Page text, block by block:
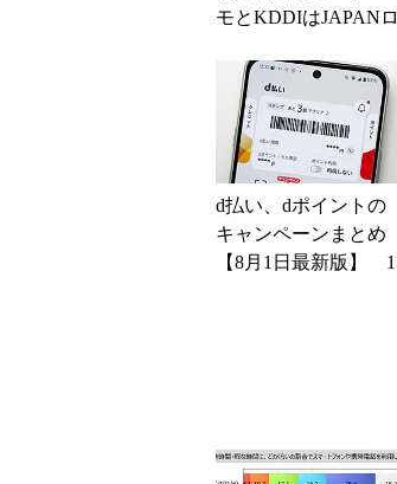
モとKDDIはJAPANロ
無料Wi-Fi「00...
d払い、dポイントの
キャンペーンまとめ
【8月1日最新版】 1